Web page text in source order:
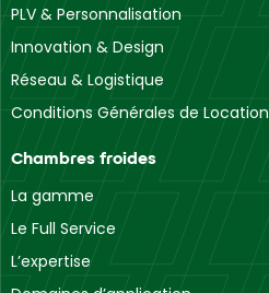
PLV & Personnalisation
Innovation & Design
Réseau & Logistique
Conditions Générales de Location
Chambres froides
La gamme
Le Full Service
L’expertise